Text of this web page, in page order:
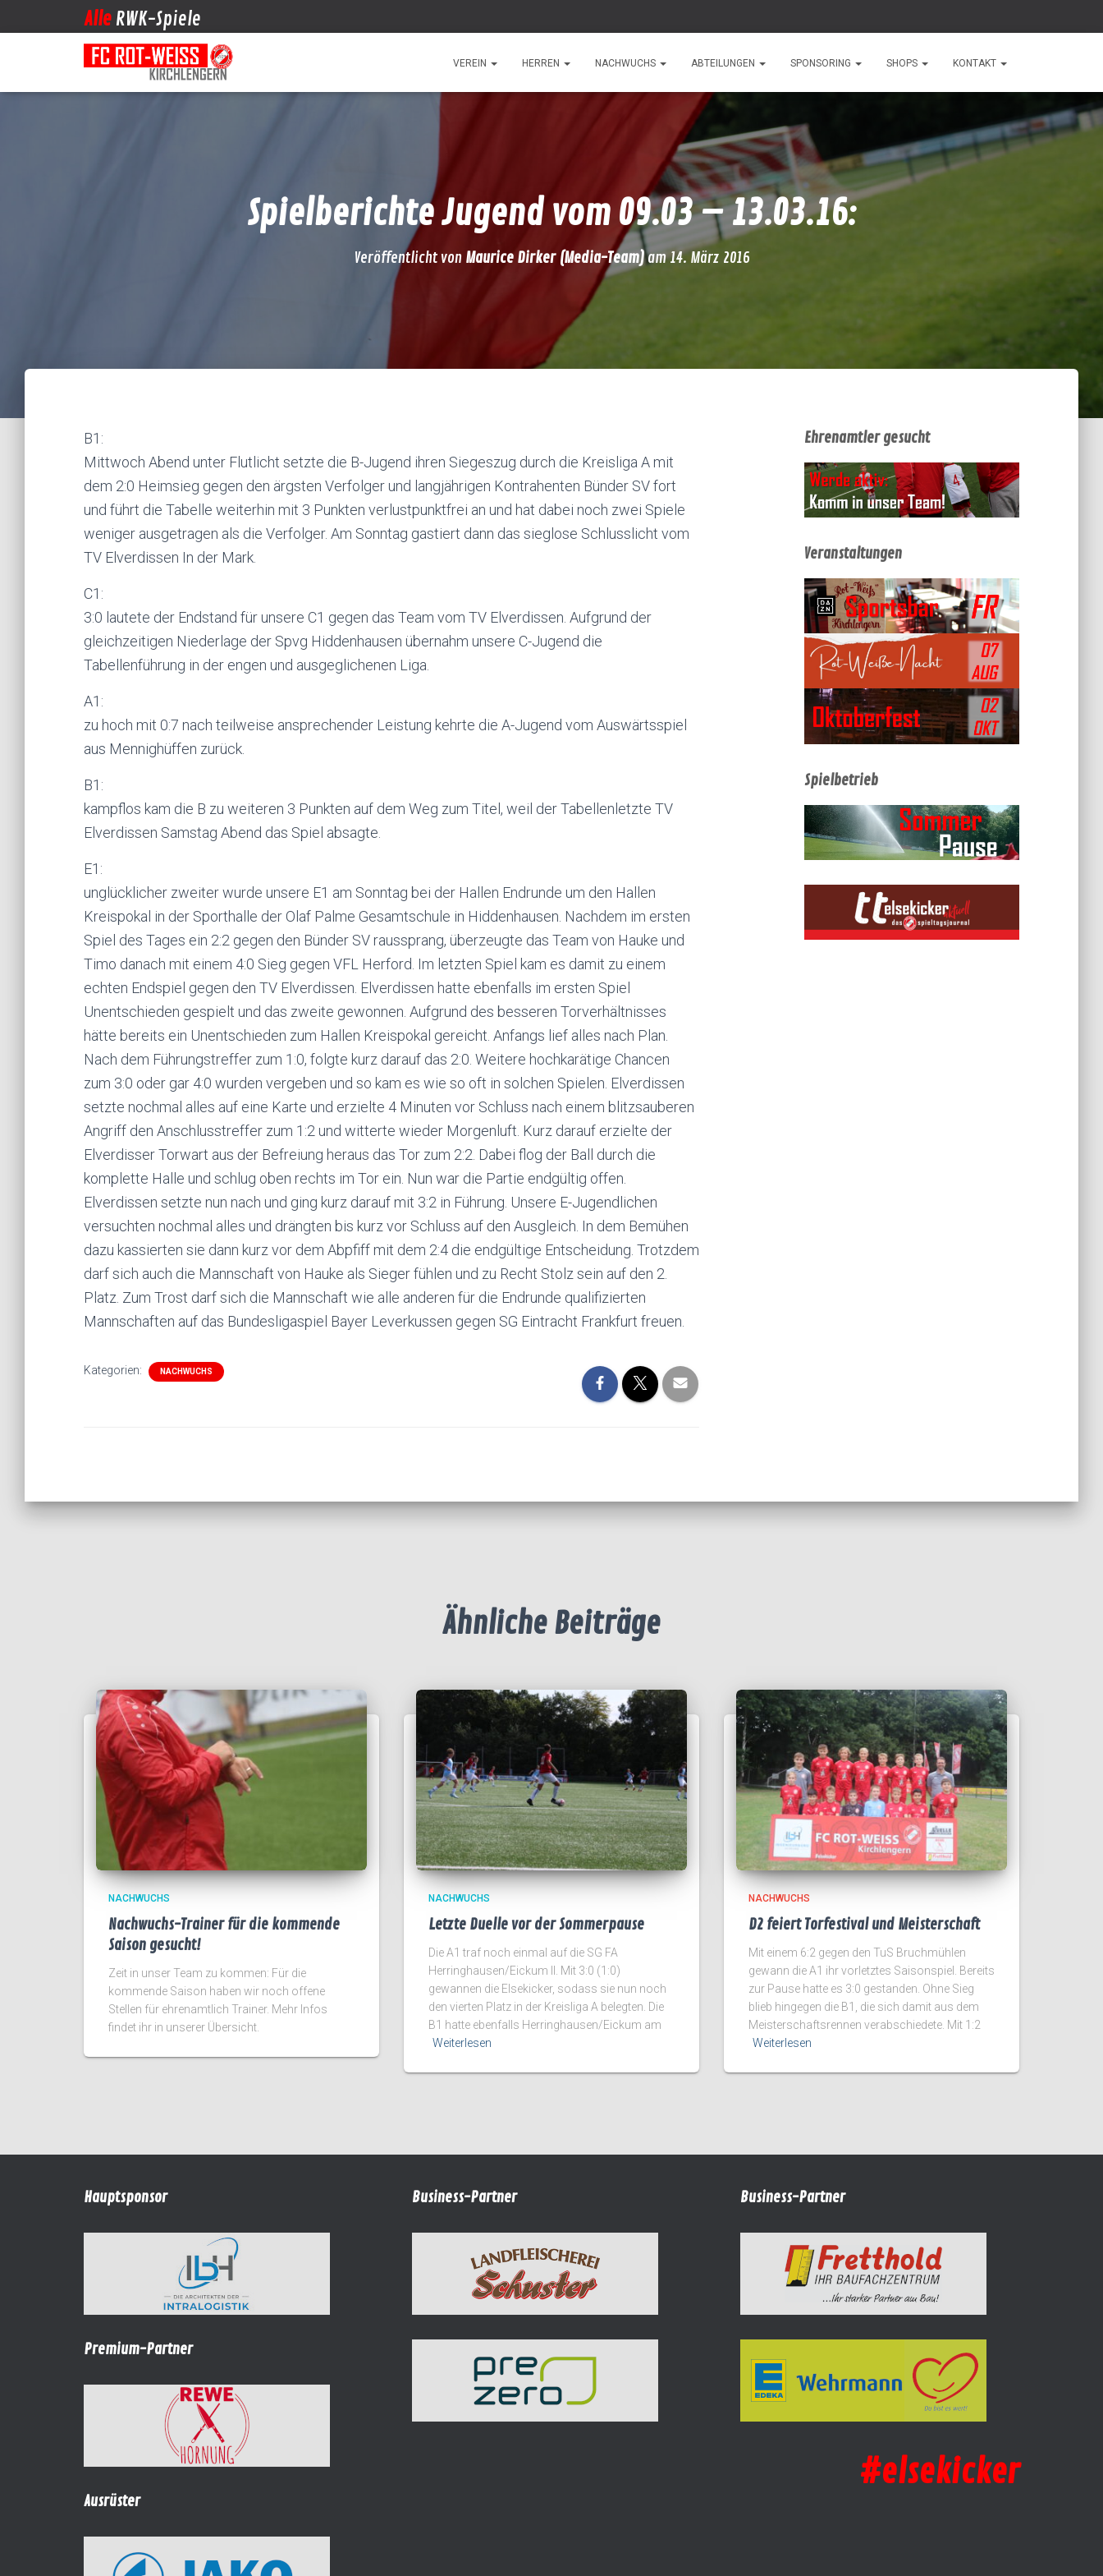
Alle RWK-Spiele
VEREIN HERREN NACHWUCHS ABTEILUNGEN SPONSORING SHOPS KONTAKT
Spielberichte Jugend vom 09.03 – 13.03.16:
Veröffentlicht von Maurice Dirker (Media-Team)am14. März 2016
B1:
Mittwoch Abend unter Flutlicht setzte die B-Jugend ihren Siegeszug durch die Kreisliga A mit
dem 2:0 Heimsieg gegen den ärgsten Verfolger und langjährigen Kontrahenten Bünder SV fort
und führt die Tabelle weiterhin mit 3 Punkten verlustpunktfrei an und hat dabei noch zwei Spiele
weniger ausgetragen als die Verfolger. Am Sonntag gastiert dann das sieglose Schlusslicht vom
TV Elverdissen In der Mark.
C1:
3:0 lautete der Endstand für unsere C1 gegen das Team vom TV Elverdissen. Aufgrund der
gleichzeitigen Niederlage der Spvg Hiddenhausen übernahm unsere C-Jugend die
Tabellenführung in der engen und ausgeglichenen Liga.
A1:
zu hoch mit 0:7 nach teilweise ansprechender Leistung kehrte die A-Jugend vom Auswärtsspiel
aus Mennighüffen zurück.
B1:
kampflos kam die B zu weiteren 3 Punkten auf dem Weg zum Titel, weil der Tabellenletzte TV
Elverdissen Samstag Abend das Spiel absagte.
E1:
unglücklicher zweiter wurde unsere E1 am Sonntag bei der Hallen Endrunde um den Hallen
Kreispokal in der Sporthalle der Olaf Palme Gesamtschule in Hiddenhausen. Nachdem im ersten
Spiel des Tages ein 2:2 gegen den Bünder SV raussprang, überzeugte das Team von Hauke und
Timo danach mit einem 4:0 Sieg gegen VFL Herford. Im letzten Spiel kam es damit zu einem
echten Endspiel gegen den TV Elverdissen. Elverdissen hatte ebenfalls im ersten Spiel
Unentschieden gespielt und das zweite gewonnen. Aufgrund des besseren Torverhältnisses
hätte bereits ein Unentschieden zum Hallen Kreispokal gereicht. Anfangs lief alles nach Plan.
Nach dem Führungstreffer zum 1:0, folgte kurz darauf das 2:0. Weitere hochkarätige Chancen
zum 3:0 oder gar 4:0 wurden vergeben und so kam es wie so oft in solchen Spielen. Elverdissen
setzte nochmal alles auf eine Karte und erzielte 4 Minuten vor Schluss nach einem blitzsauberen
Angriff den Anschlusstreffer zum 1:2 und witterte wieder Morgenluft. Kurz darauf erzielte der
Elverdisser Torwart aus der Befreiung heraus das Tor zum 2:2. Dabei flog der Ball durch die
komplette Halle und schlug oben rechts im Tor ein. Nun war die Partie endgültig offen.
Elverdissen setzte nun nach und ging kurz darauf mit 3:2 in Führung. Unsere E-Jugendlichen
versuchten nochmal alles und drängten bis kurz vor Schluss auf den Ausgleich. In dem Bemühen
dazu kassierten sie dann kurz vor dem Abpfiff mit dem 2:4 die endgültige Entscheidung. Trotzdem
darf sich auch die Mannschaft von Hauke als Sieger fühlen und zu Recht Stolz sein auf den 2.
Platz. Zum Trost darf sich die Mannschaft wie alle anderen für die Endrunde qualifizierten
Mannschaften auf das Bundesligaspiel Bayer Leverkussen gegen SG Eintracht Frankfurt freuen.
Kategorien: NACHWUCHS
Ehrenamtler gesucht
Veranstaltungen
Spielbetrieb
Ähnliche Beiträge
NACHWUCHS
Nachwuchs-Trainer für die kommende
Saison gesucht!
Zeit in unser Team zu kommen: Für die
kommende Saison haben wir noch offene
Stellen für ehrenamtlich Trainer. Mehr Infos
findet ihr in unserer Übersicht.
NACHWUCHS
Letzte Duelle vor der Sommerpause
Die A1 traf noch einmal auf die SG FA
Herringhausen/Eickum II. Mit 3:0 (1:0)
gewannen die Elsekicker, sodass sie nun noch
den vierten Platz in der Kreisliga A belegten. Die
B1 hatte ebenfalls Herringhausen/Eickum am
Weiterlesen
NACHWUCHS
D2 feiert Torfestival und Meisterschaft
Mit einem 6:2 gegen den TuS Bruchmühlen
gewann die A1 ihr vorletztes Saisonspiel. Bereits
zur Pause hatte es 3:0 gestanden. Ohne Sieg
blieb hingegen die B1, die sich damit aus dem
Meisterschaftsrennen verabschiedete. Mit 1:2
Weiterlesen
Hauptsponsor
Premium-Partner
Ausrüster
Business-Partner Business-Partner
#elsekicker